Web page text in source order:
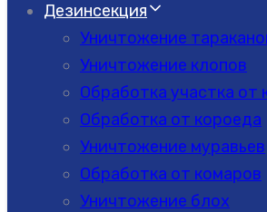
Дезинсекция
Уничтожение
Уничтожение клопов
Обработка участка от
Обработка от короеда
Уничтожение муравьев
Обработка от комаров
Уничтожение блох